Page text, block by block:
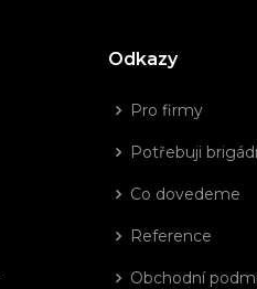
Odkazy
Pro firmy
Potřebuji
Co dovedeme
Reference
Obchodní